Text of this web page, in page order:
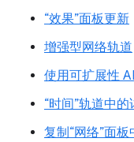
“效果”面板更新
增强型网络轨道
使用可扩展性
“时间”轨道中
复制“网络”面